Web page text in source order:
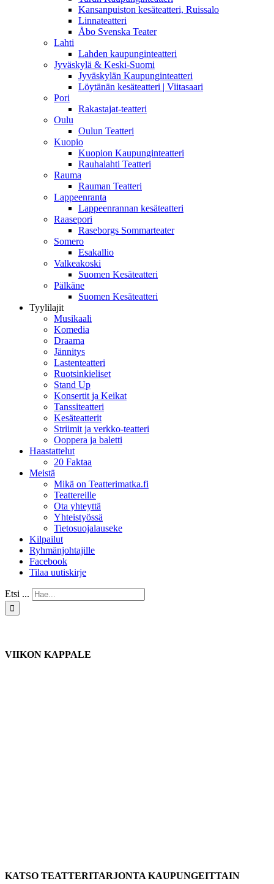
Kansanpuiston kesäteatteri, Ruissalo
Linnateatteri
Åbo Svenska Teater
Lahti
Lahden kaupunginteatteri
Jyväskylä & Keski-Suomi
Jyväskylän Kaupunginteatteri
Löytänän kesäteatteri | Viitasaari
Pori
Rakastajat-teatteri
Oulu
Oulun Teatteri
Kuopio
Kuopion Kaupunginteatteri
Rauhalahti Teatteri
Rauma
Rauman Teatteri
Lappeenranta
Lappeenrannan kesäteatteri
Raasepori
Raseborgs Sommarteater
Somero
Esakallio
Valkeakoski
Suomen Kesäteatteri
Pälkäne
Suomen Kesäteatteri
Tyylilajit
Musikaali
Komedia
Draama
Jännitys
Lastenteatteri
Ruotsinkieliset
Stand Up
Konsertit ja Keikat
Tanssiteatteri
Kesäteatterit
Striimit ja verkko-teatteri
Ooppera ja baletti
Haastattelut
20 Faktaa
Meistä
Mikä on Teatterimatka.fi
Teattereille
Ota yhteyttä
Yhteistyössä
Tietosuojalauseke
Kilpailut
Ryhmänjohtajille
Facebook
Tilaa uutiskirje
Etsi ...
VIIKON KAPPALE
KATSO TEATTERITARJONTA KAUPUNGEITTAIN